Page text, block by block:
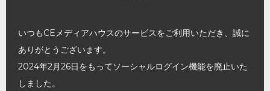
いつもCEメディアハウスのサービスをご利用いただき、誠に
ありがとうございます。
2024年2月26日をもってソーシャルログイン機能を廃止いた
しました。